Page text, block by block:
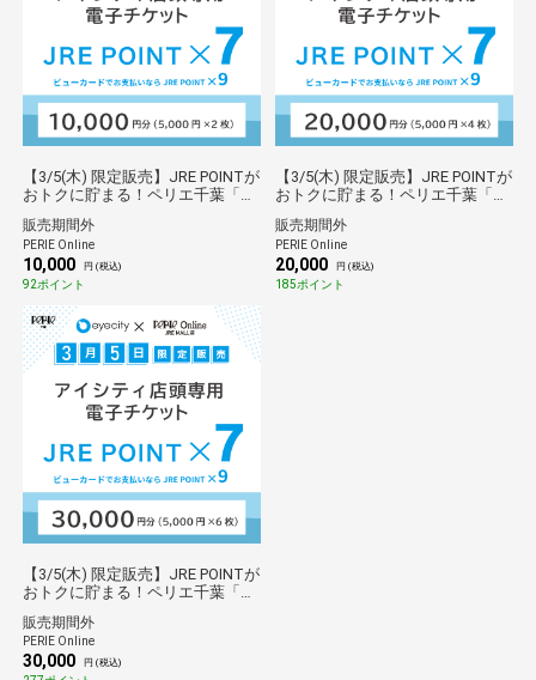
【3/5(木) 限定販売】JRE POINTが
おトクに貯まる！ペリエ千葉「ア
(10,000円)
販売期間外
PERIE Online
10,000 円 (税込)
92ポイント
【3/5(木) 限定販売】JRE POINTが
おトクに貯まる！ペリエ千葉「ア
(20,000円)
販売期間外
PERIE Online
20,000 円 (税込)
185ポイント
【3/5(木) 限定販売】JRE POINTが
おトクに貯まる！ペリエ千葉「ア
(30,000円)
販売期間外
PERIE Online
30,000 円 (税込)